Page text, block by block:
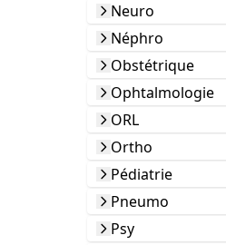
Neuro
Néphro
Obstétrique
Ophtalmologie
ORL
Ortho
Pédiatrie
Pneumo
Psy